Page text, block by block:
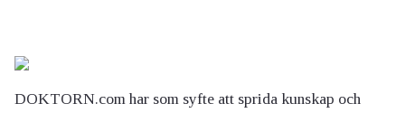
DOKTORN.com har som syfte att sprida kunskap och